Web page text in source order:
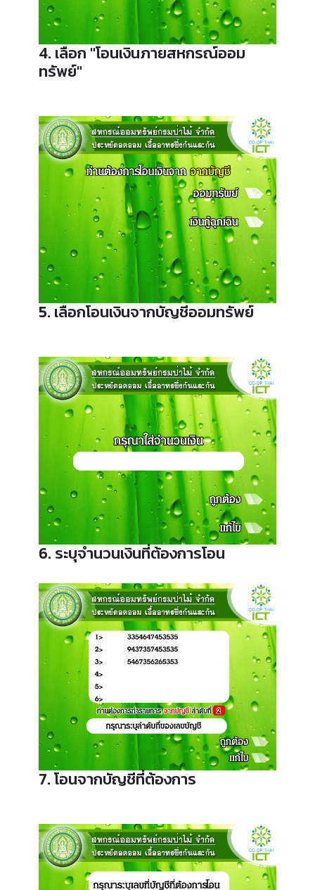
4. เลือก "โอนเงินภายสหกรณ์ออม
ทรัพย์"
5. เลือกโอนเงินจากบัญชีออมทรัพย์
6. ระบุจำนวนเงินที่ต้องการโอน
7. โอนจากบัญชีที่ต้องการ